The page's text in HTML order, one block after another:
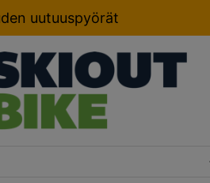
uutuuspyörät